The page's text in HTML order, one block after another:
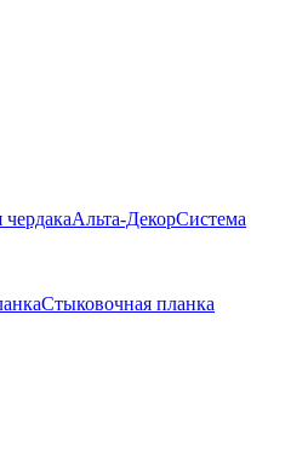
Альта-ДекорСистема
Стыковочная планка